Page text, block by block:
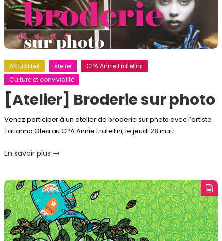
Actualités Atelier
CPA Annie Fratellini
Culture et convivialité
[Atelier] Broderie sur photo
Venez participer à un atelier de broderie sur photo avec l’artiste
Tatianna Olea au CPA Annie Fratellini, le jeudi 28 mai.
En savoir plus